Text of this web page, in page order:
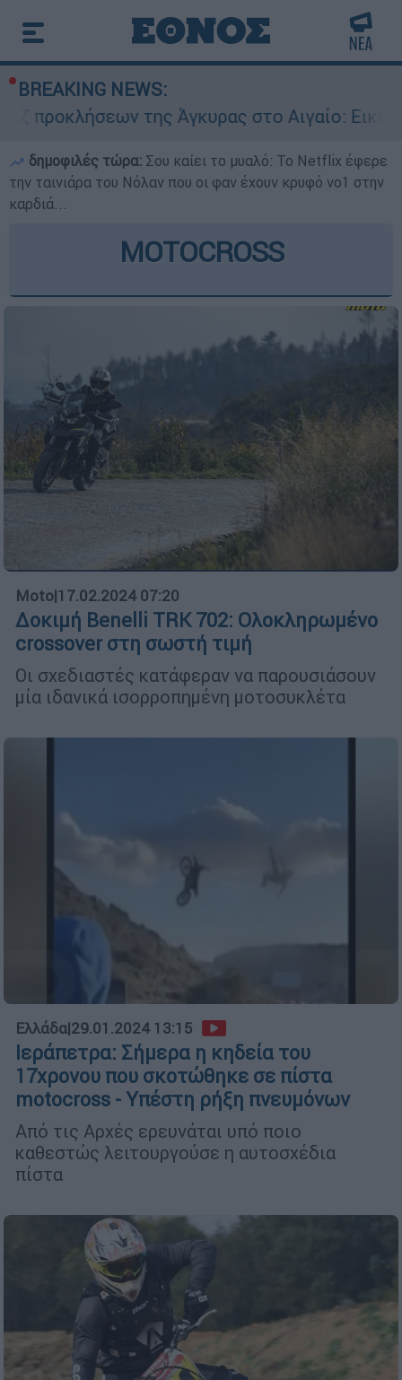
BREAKING NEWS:
της Άγκυρας στο Αιγαίο: Εικονική
δημοφιλές τώρα: Σου καίει το μυαλό: Το Netflix έφερε
την ταινιάρα του Νόλαν που οι φαν έχουν κρυφό νο1 στην
καρδιά...
MOTOCROSS
Moto|17.02.2024 07:20
Δοκιμή Benelli TRK 702: Ολοκληρωμένο
crossover στη σωστή τιμή
Οι σχεδιαστές κατάφεραν να παρουσιάσουν
μία ιδανικά ισορροπημένη μοτοσυκλέτα
Ελλάδα|29.01.2024 13:15
Ιεράπετρα: Σήμερα η κηδεία του
17χρονου που σκοτώθηκε σε πίστα
motocross - Υπέστη ρήξη πνευμόνων
Από τις Αρχές ερευνάται υπό ποιο
καθεστώς λειτουργούσε η αυτοσχέδια
πίστα